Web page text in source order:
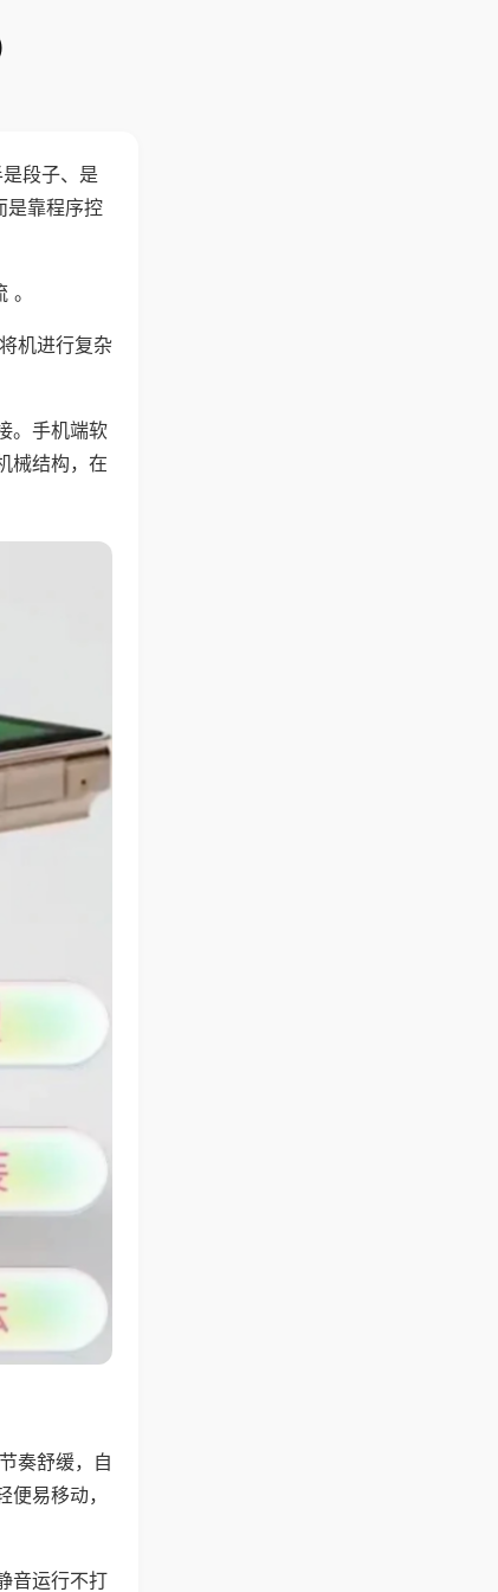
段子、是
是靠程序控
机进行复杂
。手机端软
械结构，在
奏舒缓，自
易移动，
音运行不打